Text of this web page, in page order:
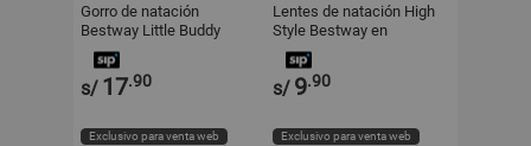
Gorro de natación
Bestway Little Buddy
s/ 17.90
Exclusivo para venta web
Lentes de natación High
Style Bestway en
Plástico Aleatorio
s/ 9.90
Exclusivo para venta web